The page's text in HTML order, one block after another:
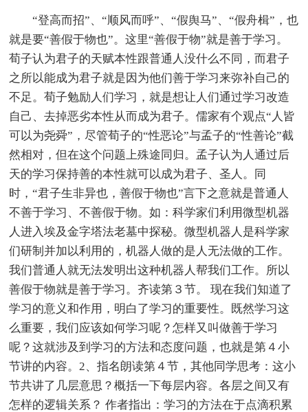
“登高而招”、“顺风而呼”、“假舆马”、“假舟楫”，也
就是要“善假于物也”。这里“善假于物”就是善于学习。
荀子认为君子的天赋本性跟普通人没什么不同，而君子
之所以能成为君子就是因为他们善于学习来弥补自己的
不足。荀子勉励人们学习，就是想让人们通过学习改造
自己、去掉恶劣本性从而成为君子。儒家有个观点“人皆
可以为尧舜”，尽管荀子的“性恶论”与孟子的“性善论”截
然相对，但在这个问题上殊途同归。孟子认为人通过后
天的学习保持善的本性就可以成为君子、圣人。同
时，“君子生非异也，善假于物也”言下之意就是普通人
不善于学习、不善假于物。如：科学家们利用微型机器
人进入埃及金字塔法老墓中探秘。微型机器人是科学家
们研制并加以利用的，机器人做的是人无法做的工作。
我们普通人就无法发明出这种机器人帮我们工作。所以
善假于物就是善于学习。齐读第３节。 现在我们知道了
学习的意义和作用，明白了学习的重要性。既然学习这
么重要，我们应该如何学习呢？怎样又叫做善于学习
呢？这就涉及到学习的方法和态度问题，也就是第４小
节讲的内容。2、指名朗读第４节，其他同学思考：这小
节共讲了几层意思？概括一下每层内容。各层之间又有
怎样的逻辑关系？ 作者指出：学习的方法在于点滴积累